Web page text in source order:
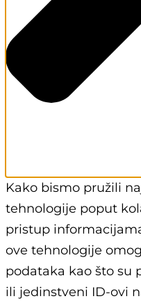
Kako bismo pružili
tehnologije poput
pristup
ove tehnologije
podataka kao što su
ili jedinstveni ID-ovi